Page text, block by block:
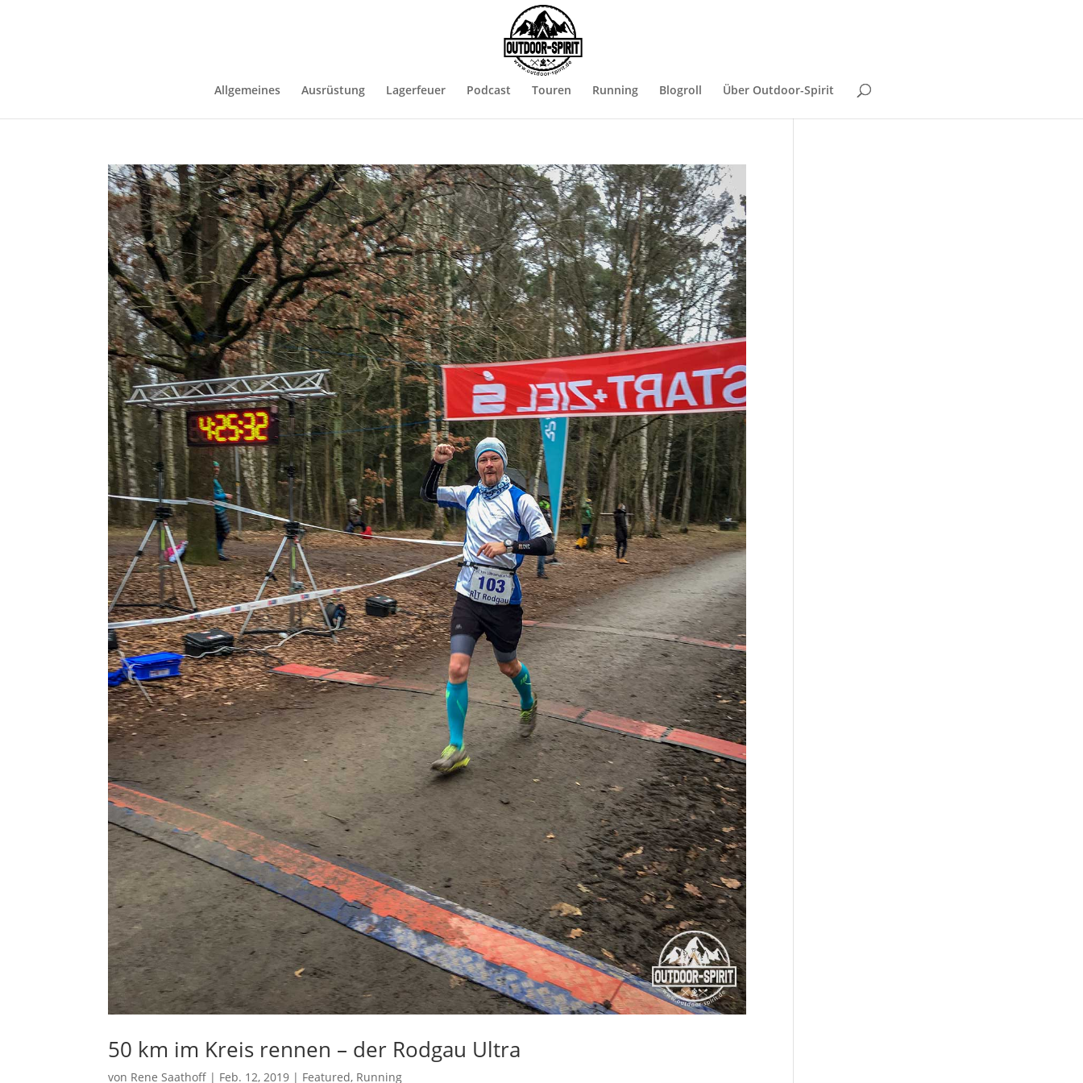
Allgemeines Ausrüstung Lagerfeuer Podcast Touren Running Blogroll Über Outdoor-Spirit
50 km im Kreis rennen – der Rodgau Ultra
von Rene Saathoff | Feb. 12, 2019 | Featured, Running